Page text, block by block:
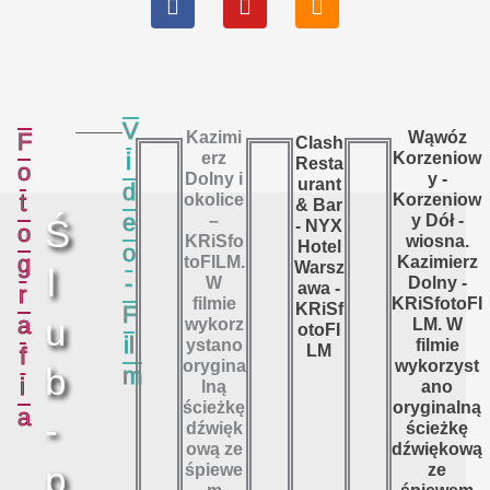
o
k
e r
a
F
o
t
o
g
r
a
f
i
a
Ś
l
u
b
-
p
V
i
d
e
o
-
F
il
m
Kazimi
erz
Dolny i
okolice
–
KRiSfo
toFILM.
W
filmie
wykorz
ystano
orygina
lną
ścieżkę
dźwięk
ową ze
śpiewe
Clash
Resta
urant
& Bar
- NYX
Hotel
Warsz
awa -
KRiSf
otoFI
LM
Wąwóz
Korzeniow
y -
Korzeniow
y Dół -
wiosna.
Kazimierz
Dolny -
KRiSfotoFI
LM. W
filmie
wykorzyst
ano
oryginalną
ścieżkę
dźwiękową
ze